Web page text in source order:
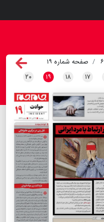
صفحه شماره ۱۹
۱۷ ۱۸ ۱۹ ۲۰